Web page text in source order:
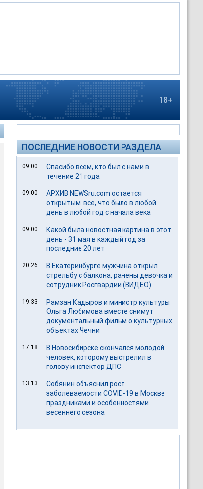
18+
ПОСЛЕДНИЕ НОВОСТИ РАЗДЕЛА
09:00
Спасибо всем, кто был с нами в
течение 21 года
09:00
АРХИВ NEWSru.com остается
открытым: все, что было в любой
день в любой год с начала века
09:00
Какой была новостная картина в этот
день - 31 мая в каждый год за
последние 20 лет
20:26
В Екатеринбурге мужчина открыл
стрельбу с балкона, ранены девочка и
сотрудник Росгвардии (ВИДЕО)
19:33
Рамзан Кадыров и министр культуры
Ольга Любимова вместе снимут
документальный фильм о культурных
объектах Чечни
17:18
В Новосибирске скончался молодой
человек, которому выстрелил в
голову инспектор ДПС
13:13
Собянин объяснил рост
заболеваемости COVID-19 в Москве
праздниками и особенностями
весеннего сезона